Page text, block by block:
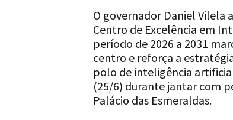
O governador Daniel Vilela
Centro de Excelência em
período de 2026 a 2031
centro e reforça a
polo de inteligência
(25/6) durante jantar com
Palácio das Esmeraldas.